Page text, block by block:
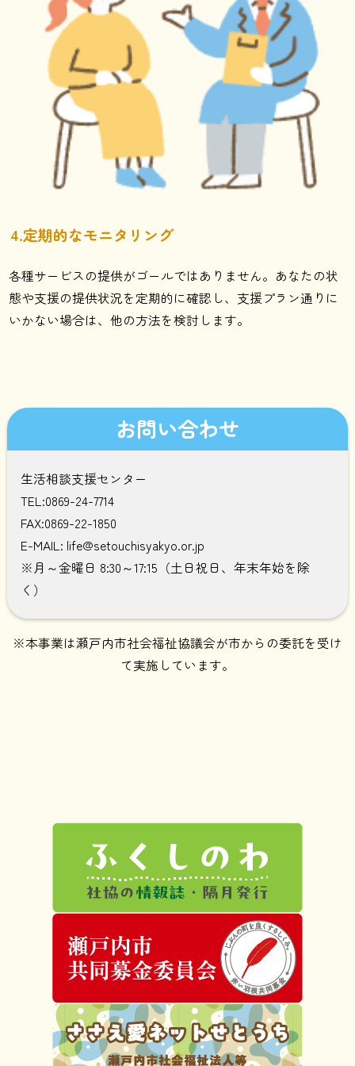
4.定期的なモニタリング
各種サービスの提供がゴールではありません。あなたの状
態や支援の提供状況を定期的に確認し、支援プラン通りに
いかない場合は、他の方法を検討します。
お問い合わせ
生活相談支援センター
TEL:0869-24-7714
FAX:0869-22-1850
E-MAIL: life@setouchisyakyo.or.jp
※月～金曜日 8:30～17:15（土日祝日、年末年始を除
く）
※本事業は瀬戸内市社会福祉協議会が市からの委託を受け
て実施しています。